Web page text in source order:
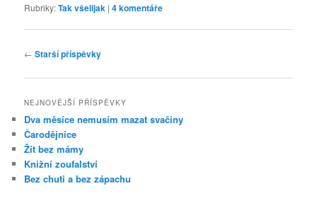
Rubriky:Tak všelijak |4komentáře
Navigace
příspěvky
← Starší příspěvky
NEJNOVĚJŠÍ PŘÍSPĚVKY
Dva měsíce nemusím mazat svačiny
Čarodějnice
Žít bez mámy
Knižní zoufalství
Bez chuti a bez zápachu